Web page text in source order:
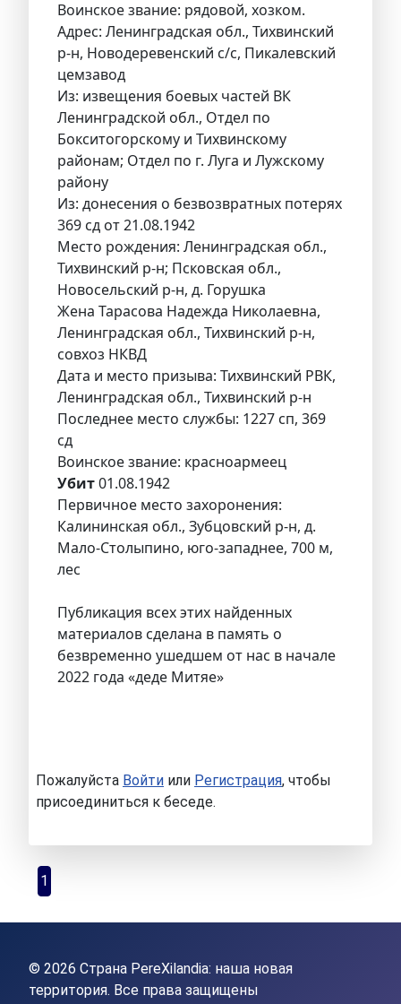
Воинское звание: рядовой, хозком.
Адрес: Ленинградская обл., Тихвинский
р-н, Новодеревенский с/с, Пикалевский
цемзавод
Из: извещения боевых частей ВК
Ленинградской обл., Отдел по
Бокситогорскому и Тихвинскому
районам; Отдел по г. Луга и Лужскому
району
Из: донесения о безвозвратных потерях
369 сд от 21.08.1942
Место рождения: Ленинградская обл.,
Тихвинский р-н; Псковская обл.,
Новосельский р-н, д. Горушка
Жена Тарасова Надежда Николаевна,
Ленинградская обл., Тихвинский р-н,
совхоз НКВД
Дата и место призыва: Тихвинский РВК,
Ленинградская обл., Тихвинский р-н
Последнее место службы: 1227 сп, 369
сд
Воинское звание: красноармеец
Убит01.08.1942
Первичное место захоронения:
Калининская обл., Зубцовский р-н, д.
Мало-Столыпино, юго-западнее, 700 м,
лес
Публикация всех этих найденных
материалов сделана в память о
безвременно ушедшем от нас в начале
2022 года «деде Митяе»
Пожалуйста Войти или Регистрация, чтобы
присоединиться к беседе.
1
© 2026 Страна PereXilandia: наша новая
территория. Все права защищены